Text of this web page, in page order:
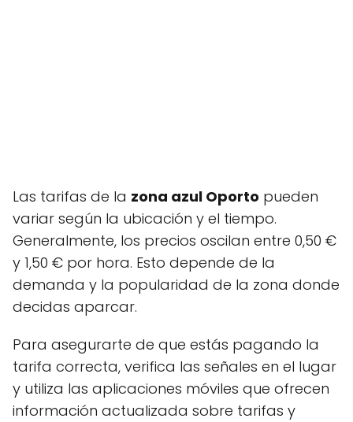
Las tarifas de la zona azul Oporto pueden
variar según la ubicación y el tiempo.
Generalmente, los precios oscilan entre 0,50 €
y 1,50 € por hora. Esto depende de la
demanda y la popularidad de la zona donde
decidas aparcar.
Para asegurarte de que estás pagando la
tarifa correcta, verifica las señales en el lugar
y utiliza las aplicaciones móviles que ofrecen
información actualizada sobre tarifas y